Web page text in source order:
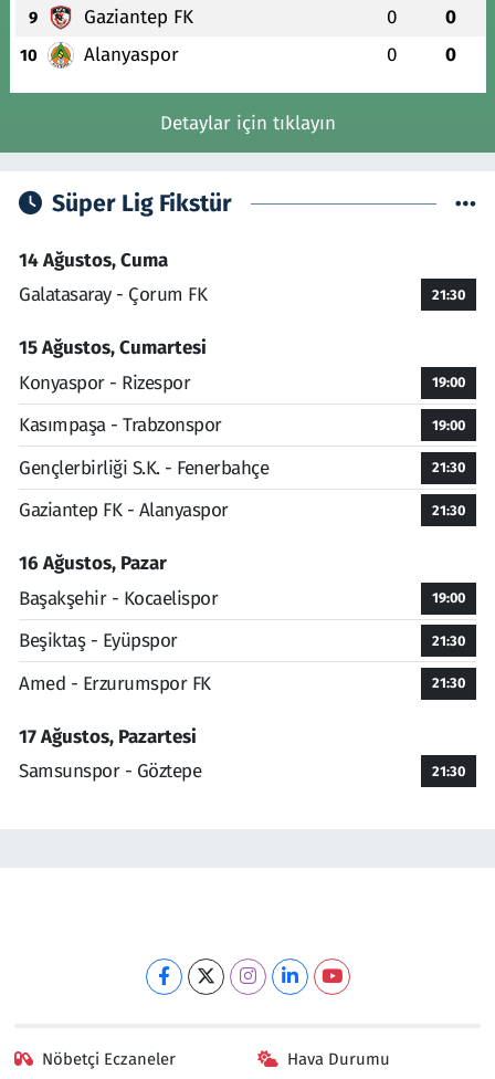
9 Gaziantep FK 0 0
10 Alanyaspor 0 0
Detaylar için tıklayın
Süper Lig Fikstür
14 Ağustos, Cuma
Galatasaray - Çorum FK
21:30
15 Ağustos, Cumartesi
Konyaspor - Rizespor
19:00
Kasımpaşa - Trabzonspor 19:00
Gençlerbirliği S.K. - Fenerbahçe 21:30
Gaziantep FK - Alanyaspor 21:30
16 Ağustos, Pazar
Başakşehir - Kocaelispor
19:00
Beşiktaş - Eyüpspor 21:30
Amed - Erzurumspor FK 21:30
17 Ağustos, Pazartesi
Samsunspor - Göztepe
21:30
Nöbetçi Eczaneler Hava Durumu